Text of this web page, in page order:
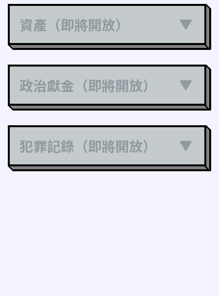
資產（即將開放）
政治獻金（即將開放）
犯罪記錄（即將開放）